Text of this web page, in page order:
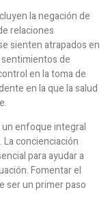
la negación de
relaciones
sienten atrapados en
de
en la toma de
en la que la salud
enfoque integral
concienciación
para ayudar a
Fomentar el
ser un primer paso